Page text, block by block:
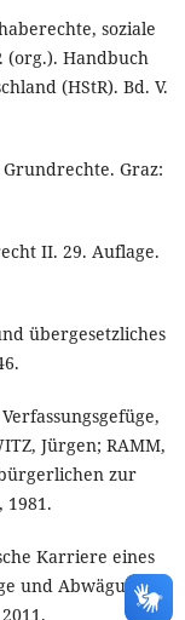
soziale
(org.). Handbuch
(HStR). Bd. V.
Graz:
II. 29. Auflage.
übergesetzliches
Jürgen; RAMM,
zur
1981.
Karriere eines
und Abwägung im